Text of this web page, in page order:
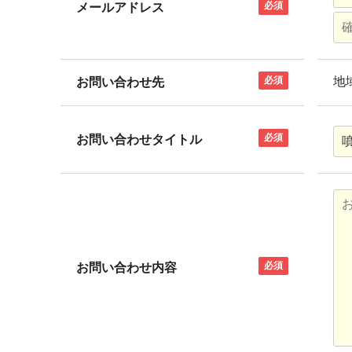
メールアドレス 必須
お問い合わせ先 必須 地
お問い合わせタイトル 必須
お問い合わせ内容 必須